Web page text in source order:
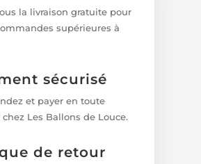
la livraison gratuite pour
supérieures à
sécurisé
et payer en toute
Les Ballons de Louce.
de retour